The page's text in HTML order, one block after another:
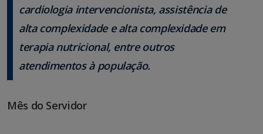
cardiologia intervencionista, assistência de
alta complexidade e alta complexidade em
terapia nutricional, entre outros
atendimentos à população.
Mês do Servidor